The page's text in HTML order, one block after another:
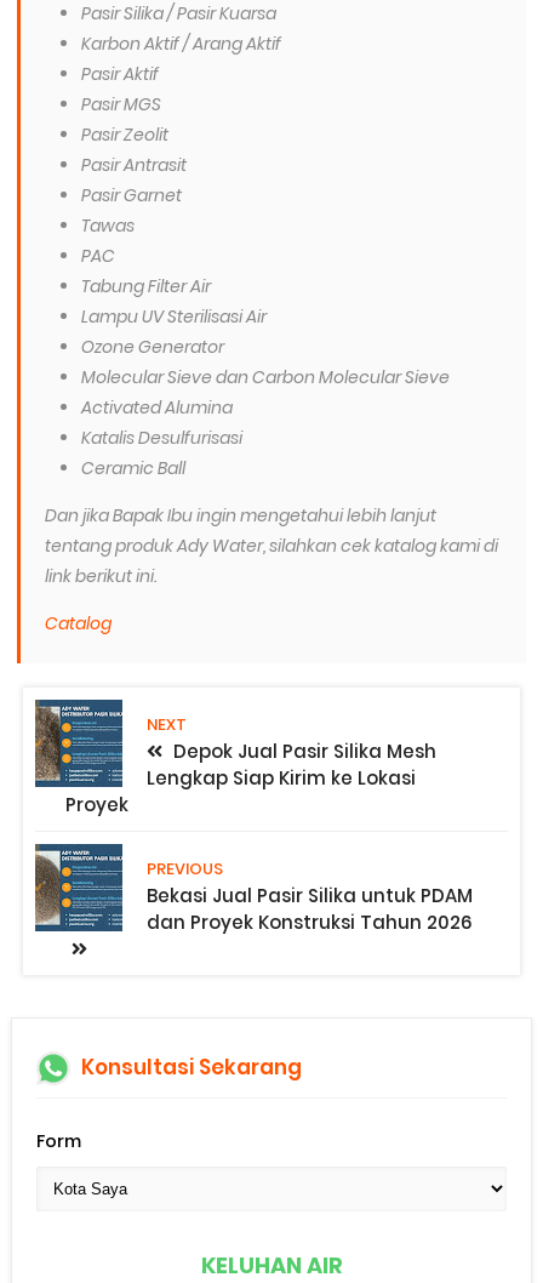
Pasir Silika / Pasir Kuarsa
Karbon Aktif / Arang Aktif
Pasir Aktif
Pasir MGS
Pasir Zeolit
Pasir Antrasit
Pasir Garnet
Tawas
PAC
Tabung Filter Air
Lampu UV Sterilisasi Air
Ozone Generator
Molecular Sieve dan Carbon Molecular Sieve
Activated Alumina
Katalis Desulfurisasi
Ceramic Ball
Dan jika Bapak Ibu ingin mengetahui lebih lanjut
tentang produk Ady Water, silahkan cek katalog kami di
link berikut ini.
Catalog
NEXT
Depok Jual Pasir Silika Mesh
Lengkap Siap Kirim ke Lokasi
Proyek
PREVIOUS
Bekasi Jual Pasir Silika untuk PDAM
dan Proyek Konstruksi Tahun 2026
Konsultasi Sekarang
Form
KELUHAN AIR